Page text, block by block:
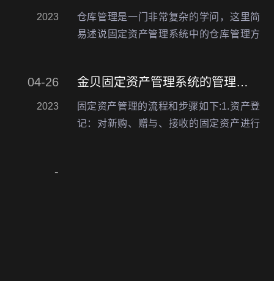
和耗材的购…
2023
仓库管理是一门非常复杂的学问，这里简
易述说固定资产管理系统中的仓库管理方
范，对仓库的运营、管理、布局、设备、
人员等方面进行统一规范…
04-26 金贝固定资产管理系统的管理流程和步骤是什么?
2023
固定资产管理的流程和步骤如下:1.资产登
记：对新购、赠与、接收的固定资产进行
-